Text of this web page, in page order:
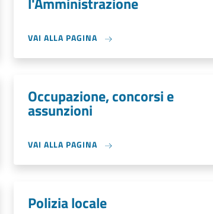
VAI ALLA PAGINA
Occupazione, concorsi e
assunzioni
VAI ALLA PAGINA
Polizia locale